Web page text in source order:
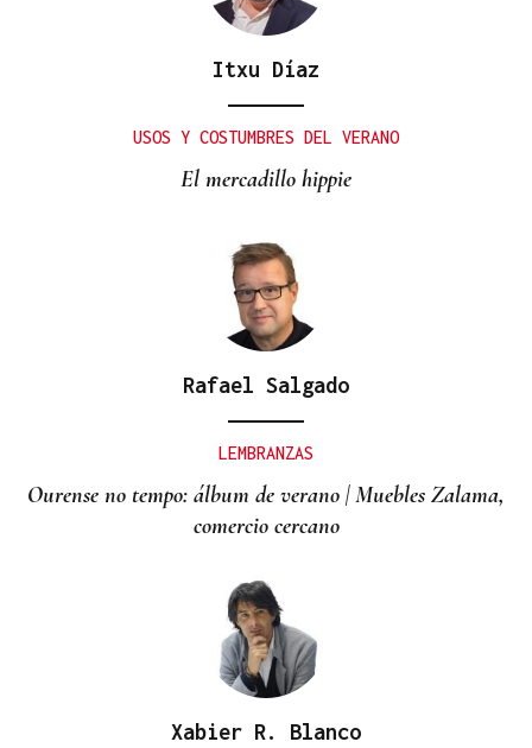
Itxu Díaz
USOS Y COSTUMBRES DEL VERANO
El mercadillo hippie
Rafael Salgado
LEMBRANZAS
Ourense no tempo: álbum de verano | Muebles Zalama,
comercio cercano
Xabier R. Blanco